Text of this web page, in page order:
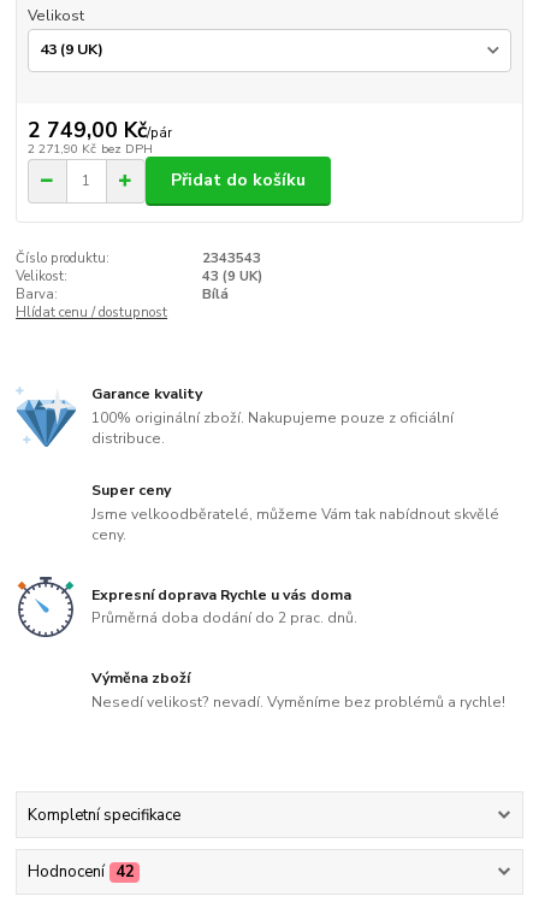
Velikost
2 749,00 Kč/pár
2 271,90 Kč bez DPH
Přidat do košíku
Číslo produktu:
2343543
Velikost:
43 (9 UK)
Barva:
Bílá
Hlídat cenu / dostupnost
Garance kvality
100% originální zboží. Nakupujeme pouze z oficiální
distribuce.
Super ceny
Jsme velkoodběratelé, můžeme Vám tak nabídnout skvělé
ceny.
Expresní doprava Rychle u vás doma
Průměrná doba dodání do 2 prac. dnů.
Výměna zboží
Nesedí velikost? nevadí. Vyměníme bez problémů a rychle!
Kompletní specifikace
Hodnocení 42